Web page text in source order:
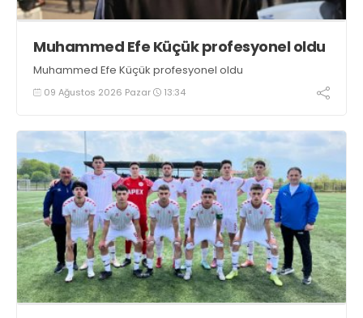
Muhammed Efe Küçük profesyonel oldu
Muhammed Efe Küçük profesyonel oldu
09 Ağustos 2026 Pazar 13:34